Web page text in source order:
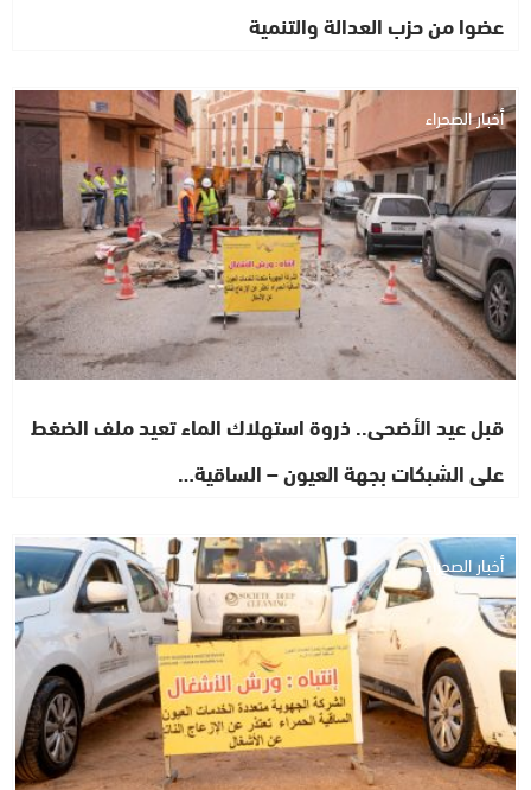
عضوا من حزب العدالة والتنمية
أخبار الصحراء
قبل عيد الأضحى.. ذروة استهلاك الماء تعيد ملف الضغط
على الشبكات بجهة العيون – الساقية…
أخبار الصحراء